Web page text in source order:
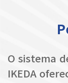
O sistema
IKEDA